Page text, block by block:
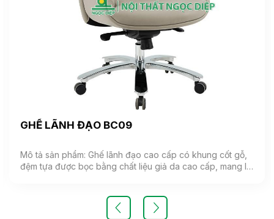
GHẾ LÃNH ĐẠO BC09
Mô tả sản phẩm: Ghế lãnh đạo cao cấp có khung cốt gỗ,
đệm tựa được bọc bằng chất liệu giả da cao cấp, mang lại
bảo tính bền vững và thẩm mỹ.( Sản phẩm nhập khẩu )
Màu sắc: Tùy chọn Chất liệu: Ghế lãnh đạo cao cấp có